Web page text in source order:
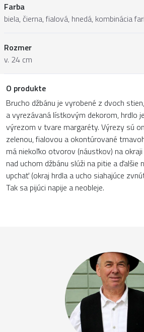
Farba
biela, čierna, fialová, hnedá, kombinácia
Rozmer
v. 24 cm
O produkte
Brucho džbánu je vyrobené z dvoch
a vyrezávaná lístkovým dekorom, hrdlo
výrezom v tvare margaréty. Výrezy sú
zelenou, fialovou a okontúrované
má niekoľko otvorov (náustkov) na
nad uchom džbánu slúži na pitie a
upchať (okraj hrdla a ucho siahajúce
Tak sa pijúci napije a neobleje.